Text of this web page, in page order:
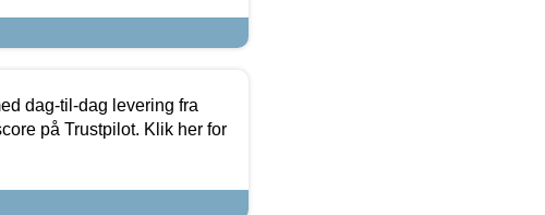
dag-til-dag levering fra
på Trustpilot. Klik her for